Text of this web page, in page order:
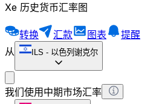
Xe 历史货币汇率图
转换 汇款 图表
提醒
从
ILS - 以色列谢克尔
我们使用中期市场汇率